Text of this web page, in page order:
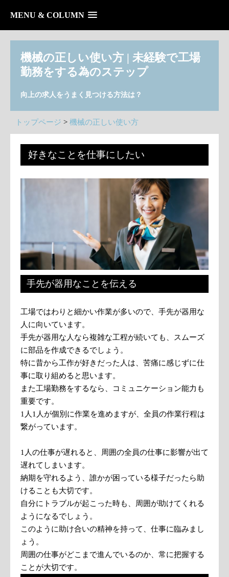
MENU & COLUMN
機械の正しい使い方 | 未経験で工場
勤務をする為のステップ
向上の求人をうまく見つける方法は？
トップページ > 機械の正しい使い方
好きなことを仕事にしたい
手先が器用なことを伝える
工場ではわりと細かい作業が多いので、手先が器用な
人に向いています。
手先が器用な人なら複雑な工程が続いても、スムーズ
に部品を作成できるでしょう。
特に昔から工作が好きだった人は、苦痛に感じずに仕
事に取り組めると思います。
また工場勤務をするなら、コミュニケーション能力も
重要です。
1人1人が個別に作業を進めますが、全員の作業行程は
繋がっています。
1人の仕事が遅れると、周囲の全員の仕事に影響が出て
遅れてしまいます。
納期を守れるよう、誰かが困っている様子だったら助
けることも大切です。
自分にトラブルが起こった時も、周囲が助けてくれる
ようになるでしょう。
このように助け合いの精神を持って、仕事に臨みまし
ょう。
周囲の仕事がどこまで進んでいるのか、常に把握する
ことが大切です。